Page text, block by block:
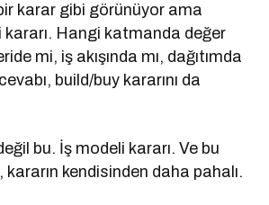
karar gibi görünüyor ama
kararı. Hangi katmanda değer
mi, iş akışında mı, dağıtımda
build/buy kararını da
bu. İş modeli kararı. Ve bu
kararın kendisinden daha pahalı.